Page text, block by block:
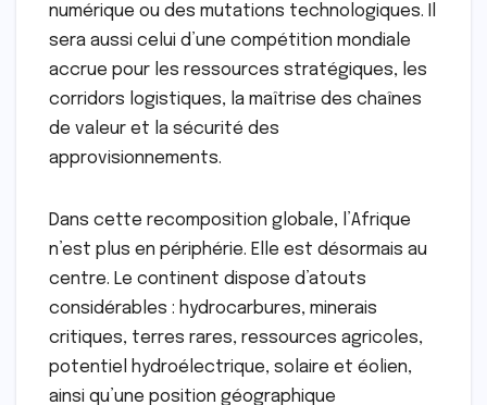
numérique ou des mutations technologiques. Il
sera aussi celui d’une compétition mondiale
accrue pour les ressources stratégiques, les
corridors logistiques, la maîtrise des chaînes
de valeur et la sécurité des
approvisionnements.
Dans cette recomposition globale, l’Afrique
n’est plus en périphérie. Elle est désormais au
centre. Le continent dispose d’atouts
considérables : hydrocarbures, minerais
critiques, terres rares, ressources agricoles,
potentiel hydroélectrique, solaire et éolien,
ainsi qu’une position géographique